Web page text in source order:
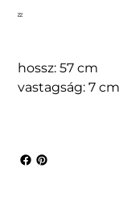
22
hossz: 57 cm
vastagság: 7 cm